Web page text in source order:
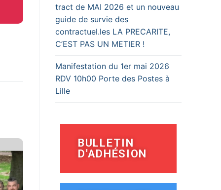
tract de MAI 2026 et un nouveau
guide de survie des
contractuel.les LA PRECARITE,
C’EST PAS UN METIER !
Manifestation du 1er mai 2026
RDV 10h00 Porte des Postes à
Lille
BULLETIN
D'ADHÉSION